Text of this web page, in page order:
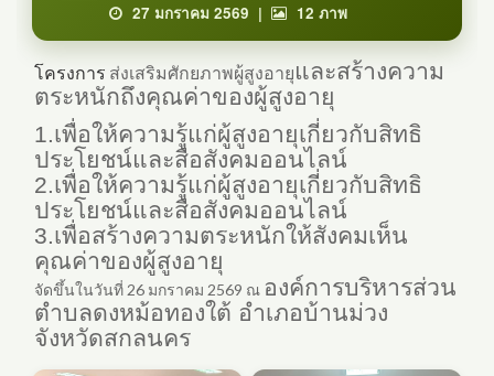
27 มกราคม 2569 | 12 ภาพ
โครงการ ส่งเสริมศักยภาพผู้สูงอายุและสร้างความ
ตระหนักถึงคุณค่าของผู้สูงอายุ
1.เพื่อให้ความรู้แก่ผู้สูงอายุเกี่ยวกับสิทธิ
ประโยชน์และสื่อสังคมออนไลน์
2.เพื่อให้ความรู้แก่ผู้สูงอายุเกี่ยวกับสิทธิ
ประโยชน์และสื่อสังคมออนไลน์
3.เพื่อสร้างความตระหนักให้สังคมเห็น
คุณค่าของผู้สูงอายุ
จัดขึ้นในวันที่ 26 มกราคม 2569 ณ องค์การบริหารส่วน
ตำบลดงหม้อทองใต้ อำเภอบ้านม่วง
จังหวัดสกลนคร